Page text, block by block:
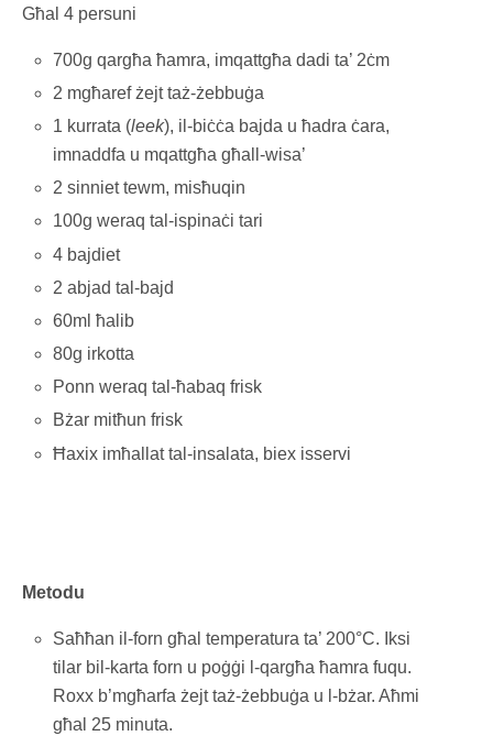
Għal 4 persuni
700g qargħa ħamra, imqattgħa dadi ta’ 2ċm
2 mgħaref żejt taż-żebbuġa
1 kurrata (leek), il-biċċa bajda u ħadra ċara,
imnaddfa u mqattgħa għall-wisa’
2 sinniet tewm, misħuqin
100g weraq tal-ispinaċi tari
4 bajdiet
2 abjad tal-bajd
60ml ħalib
80g irkotta
Ponn weraq tal-ħabaq frisk
Bżar mitħun frisk
Ħaxix imħallat tal-insalata, biex isservi
Metodu
Saħħan il-forn għal temperatura ta’ 200°C. Iksi
tilar bil-karta forn u poġġi l-qargħa ħamra fuqu.
Roxx b’mgħarfa żejt taż-żebbuġa u l-bżar. Aħmi
għal 25 minuta.